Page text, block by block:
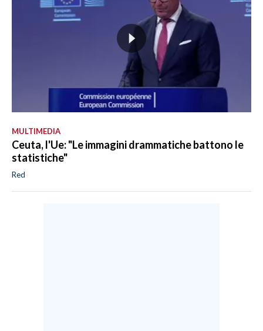
MULTIMEDIA
Ceuta, l'Ue: "Le immagini drammatiche battono le
statistiche"
Red